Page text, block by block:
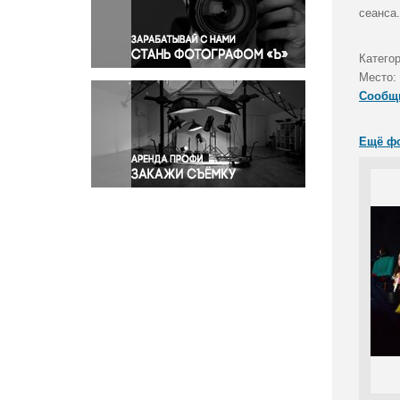
Правосудие
Происшествия и конфликты
Религия
Светская жизнь
Спорт
Экология
Экономика и бизнес
сеанса.
Место:
Ещё